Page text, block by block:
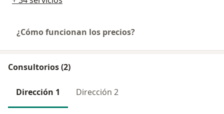
¿Cómo funcionan los precios?
Consultorios (2)
Dirección 1 Dirección 2